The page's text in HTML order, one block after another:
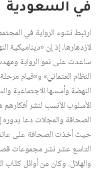
في السعودية
ارتبط نشوء الرواية في
لازدهارها، إذ إن «ديناميكية
ساعدت على نمو الرواية
النظام العثماني» و«قيام
النهضة وأسسها الاجتماعية
الأسلوب الأنسب لنشر
الصحافة والمجلات دعا بدوره
حيث أخذت الصحافة على
التاسع عشر نشر مجموعات
والهلال. وكان من أوائل كتّاب